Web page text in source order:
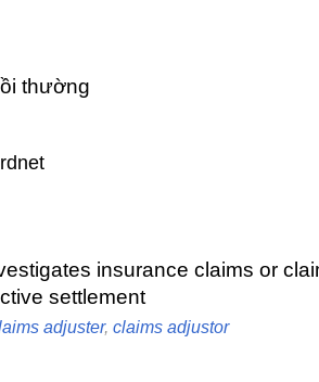
thường
insurance claims or
settlement
adjuster, claims adjustor